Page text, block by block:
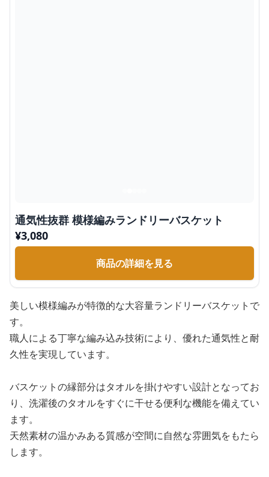
通気性抜群 模様編みランドリーバスケット
¥3,080
商品の詳細を見る
美しい模様編みが特徴的な大容量ランドリーバスケットで
す。
職人による丁寧な編み込み技術により、優れた通気性と耐
久性を実現しています。
バスケットの縁部分はタオルを掛けやすい設計となってお
り、洗濯後のタオルをすぐに干せる便利な機能を備えてい
ます。
天然素材の温かみある質感が空間に自然な雰囲気をもたら
します。